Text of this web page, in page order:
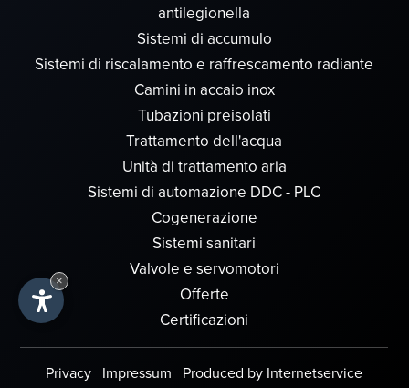
antilegionella
Sistemi di accumulo
Sistemi di riscalamento e raffrescamento radiante
Camini in accaio inox
Tubazioni preisolati
Trattamento dell'acqua
Unità di trattamento aria
Sistemi di automazione DDC - PLC
Cogenerazione
Sistemi sanitari
Valvole e servomotori
Offerte
Certificazioni
Privacy Impressum Produced by Internetservice
×